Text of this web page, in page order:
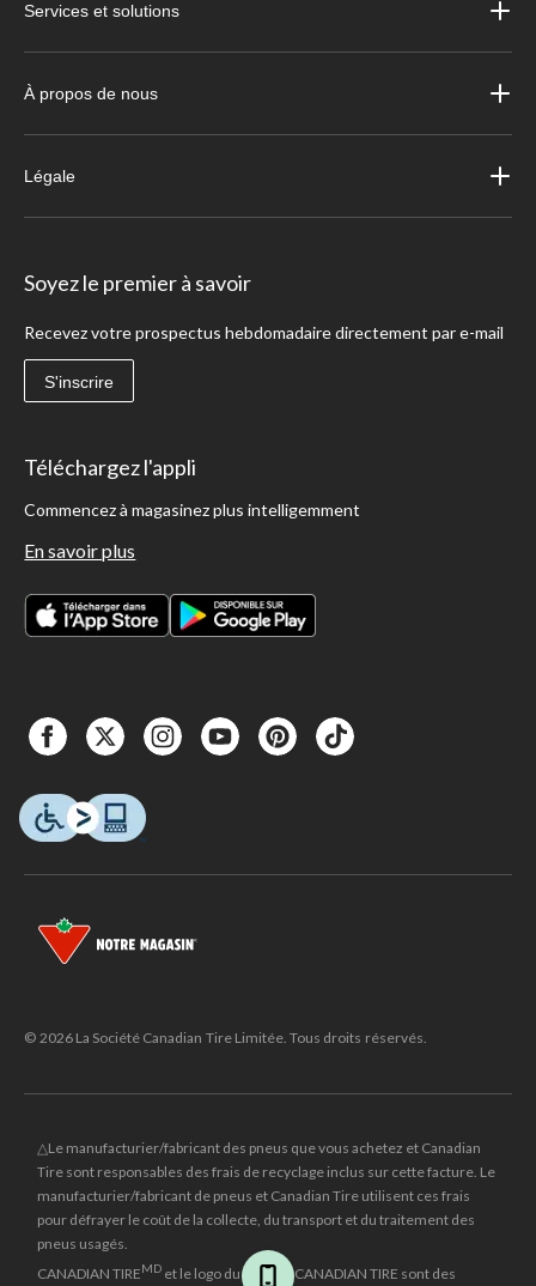
Services et solutions
À propos de nous
Légale
Soyez le premier à savoir
Recevez votre prospectus hebdomadaire directement par e-mail
S'inscrire
Téléchargez l'appli
Commencez à magasinez plus intelligemment
En savoir plus
© 2026 La Société Canadian Tire Limitée. Tous droits réservés.
△Le manufacturier/fabricant des pneus que vous achetez et Canadian
Tire sont responsables des frais de recyclage inclus sur cette facture. Le
manufacturier/fabricant de pneus et Canadian Tire utilisent ces frais
pour défrayer le coût de la collecte, du transport et du traitement des
pneus usagés.
CANADIAN TIREMD et le logo du triangle CANADIAN TIRE sont des